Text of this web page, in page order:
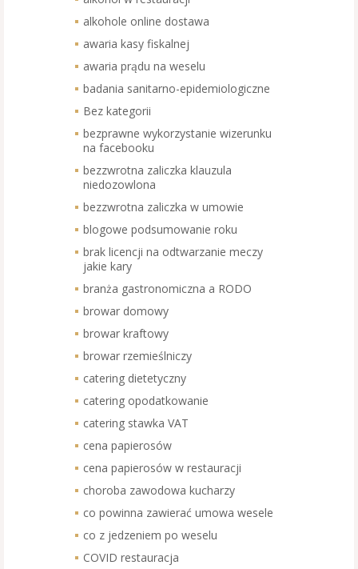
alkohole online dostawa
awaria kasy fiskalnej
awaria prądu na weselu
badania sanitarno-epidemiologiczne
Bez kategorii
bezprawne wykorzystanie wizerunku
na facebooku
bezzwrotna zaliczka klauzula
niedozowlona
bezzwrotna zaliczka w umowie
blogowe podsumowanie roku
brak licencji na odtwarzanie meczy
jakie kary
branża gastronomiczna a RODO
browar domowy
browar kraftowy
browar rzemieślniczy
catering dietetyczny
catering opodatkowanie
catering stawka VAT
cena papierosów
cena papierosów w restauracji
choroba zawodowa kucharzy
co powinna zawierać umowa wesele
co z jedzeniem po weselu
COVID restauracja